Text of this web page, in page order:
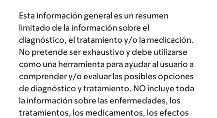
Esta información general es un resumen
limitado de la información sobre el
diagnóstico, el tratamiento y/o la medicación.
No pretende ser exhaustivo y debe utilizarse
como una herramienta para ayudar al usuario a
comprender y/o evaluar las posibles opciones
de diagnóstico y tratamiento. NO incluye toda
la información sobre las enfermedades, los
tratamientos, los medicamentos, los efectos